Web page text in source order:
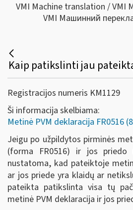
VMI Machine translation /
VMI Машинний
Registracijos numeris KM1129
Ši informacija skelbiama:
Metinė PVM deklaracija FR0516
Jeigu po užpildytos pirminės
(forma FR0516) ir jos priedo
nustatoma, kad pateiktoje
ar jos priede yra klaidų ar
pateikta patikslinta visa tų
metinė PVM deklaracija ir jos